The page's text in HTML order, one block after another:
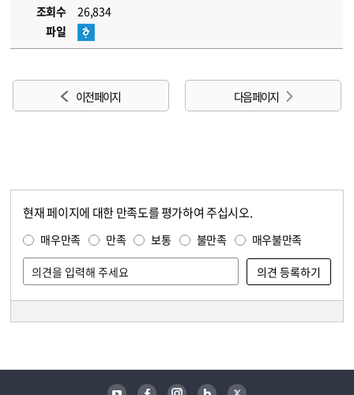
조회수
26,834
파일
이전 페이지 다음 페이지
현재 페이지에 대한 만족도를 평가하여 주십시오.
매우만족 만족 보통 불만족 매우불만족
유튜브 페이스북 인스타그램 블로그 트위터